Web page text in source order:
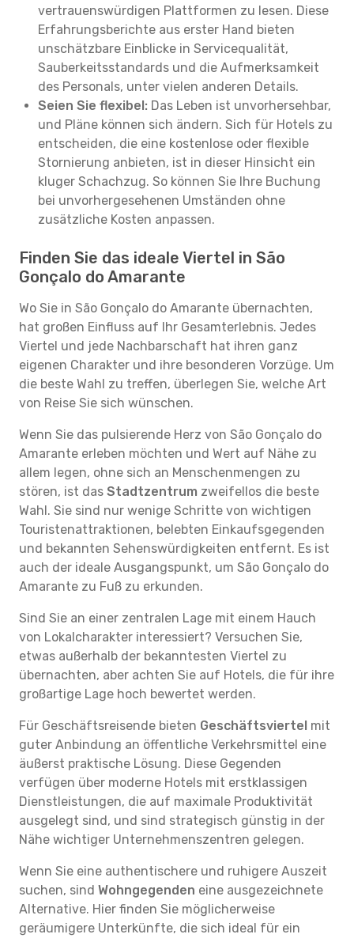
vertrauenswürdigen Plattformen zu lesen. Diese
Erfahrungsberichte aus erster Hand bieten
unschätzbare Einblicke in Servicequalität,
Sauberkeitsstandards und die Aufmerksamkeit
des Personals, unter vielen anderen Details.
Seien Sie flexibel: Das Leben ist unvorhersehbar,
und Pläne können sich ändern. Sich für Hotels zu
entscheiden, die eine kostenlose oder flexible
Stornierung anbieten, ist in dieser Hinsicht ein
kluger Schachzug. So können Sie Ihre Buchung
bei unvorhergesehenen Umständen ohne
zusätzliche Kosten anpassen.
Finden Sie das ideale Viertel in São
Gonçalo do Amarante
Wo Sie in São Gonçalo do Amarante übernachten,
hat großen Einfluss auf Ihr Gesamterlebnis. Jedes
Viertel und jede Nachbarschaft hat ihren ganz
eigenen Charakter und ihre besonderen Vorzüge. Um
die beste Wahl zu treffen, überlegen Sie, welche Art
von Reise Sie sich wünschen.
Wenn Sie das pulsierende Herz von São Gonçalo do
Amarante erleben möchten und Wert auf Nähe zu
allem legen, ohne sich an Menschenmengen zu
stören, ist das Stadtzentrum zweifellos die beste
Wahl. Sie sind nur wenige Schritte von wichtigen
Touristenattraktionen, belebten Einkaufsgegenden
und bekannten Sehenswürdigkeiten entfernt. Es ist
auch der ideale Ausgangspunkt, um São Gonçalo do
Amarante zu Fuß zu erkunden.
Sind Sie an einer zentralen Lage mit einem Hauch
von Lokalcharakter interessiert? Versuchen Sie,
etwas außerhalb der bekanntesten Viertel zu
übernachten, aber achten Sie auf Hotels, die für ihre
großartige Lage hoch bewertet werden.
Für Geschäftsreisende bieten Geschäftsviertel mit
guter Anbindung an öffentliche Verkehrsmittel eine
äußerst praktische Lösung. Diese Gegenden
verfügen über moderne Hotels mit erstklassigen
Dienstleistungen, die auf maximale Produktivität
ausgelegt sind, und sind strategisch günstig in der
Nähe wichtiger Unternehmenszentren gelegen.
Wenn Sie eine authentischere und ruhigere Auszeit
suchen, sind Wohngegenden eine ausgezeichnete
Alternative. Hier finden Sie möglicherweise
geräumigere Unterkünfte, die sich ideal für ein